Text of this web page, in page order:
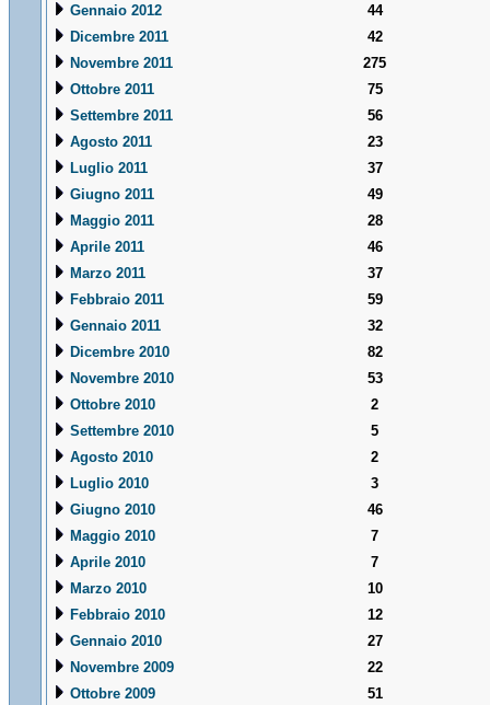
Gennaio 2012
44
Dicembre 2011
42
Novembre 2011
275
Ottobre 2011
75
Settembre 2011
56
Agosto 2011
23
Luglio 2011
37
Giugno 2011
49
Maggio 2011
28
Aprile 2011
46
Marzo 2011
37
Febbraio 2011
59
Gennaio 2011
32
Dicembre 2010
82
Novembre 2010
53
Ottobre 2010
2
Settembre 2010
5
Agosto 2010
2
Luglio 2010
3
Giugno 2010
46
Maggio 2010
7
Aprile 2010
7
Marzo 2010
10
Febbraio 2010
12
Gennaio 2010
27
Novembre 2009
22
Ottobre 2009
51